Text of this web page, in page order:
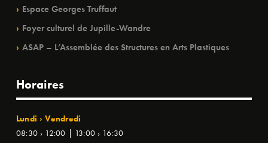
Espace Georges Truffaut
Foyer culturel de Jupille-Wandre
ASAP – L’Assemblée des Structures en Arts Plastiques
Horaires
Lundi › Vendredi
08:30 › 12:00 | 13:00 › 16:30